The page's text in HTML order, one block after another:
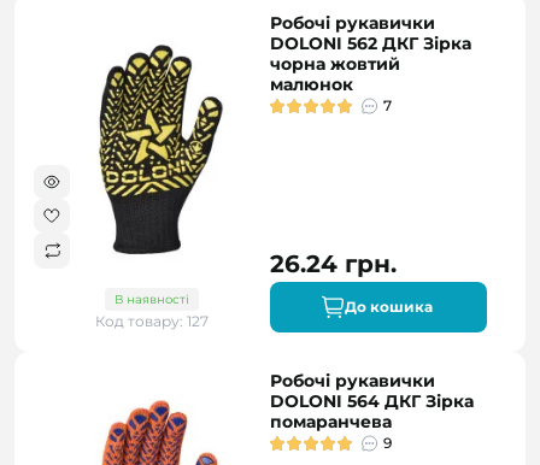
В наявності
Код товару: 127
Робочі рукавички
DOLONI 562 ДКГ Зірка
чорна жовтий
малюнок
7
26.24 грн.
До кошика
Робочі рукавички
DOLONI 564 ДКГ Зірка
помаранчева
9